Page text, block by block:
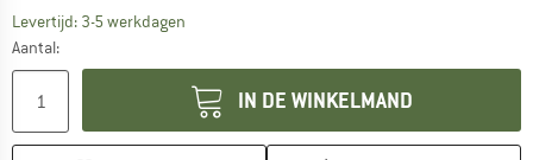
Levertijd: 3-5 werkdagen
Aantal:
IN DE WINKELMAND